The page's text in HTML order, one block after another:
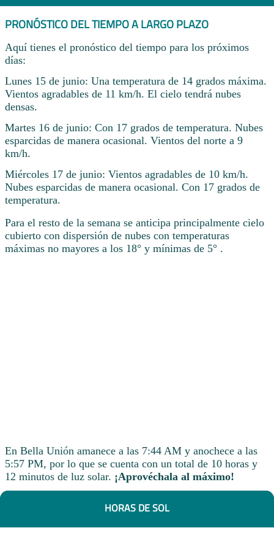
PRONÓSTICO DEL TIEMPO A LARGO PLAZO
Aquí tienes el pronóstico del tiempo para los próximos
días:
Lunes 15 de junio: Una temperatura de 14 grados máxima.
Vientos agradables de 11 km/h. El cielo tendrá nubes
densas.
Martes 16 de junio: Con 17 grados de temperatura. Nubes
esparcidas de manera ocasional. Vientos del norte a 9
km/h.
Miércoles 17 de junio: Vientos agradables de 10 km/h.
Nubes esparcidas de manera ocasional. Con 17 grados de
temperatura.
Para el resto de la semana se anticipa principalmente cielo
cubierto con dispersión de nubes con temperaturas
máximas no mayores a los 18° y mínimas de 5° .
En Bella Unión amanece a las 7:44 AM y anochece a las
5:57 PM, por lo que se cuenta con un total de 10 horas y
12 minutos de luz solar. ¡Aprovéchala al máximo!
HORAS DE SOL